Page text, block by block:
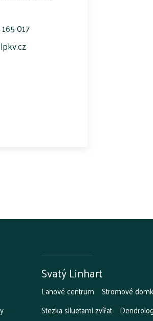
017
Svatý Linhart
Lanové centrum Stromové
Stezka siluetami zvířat